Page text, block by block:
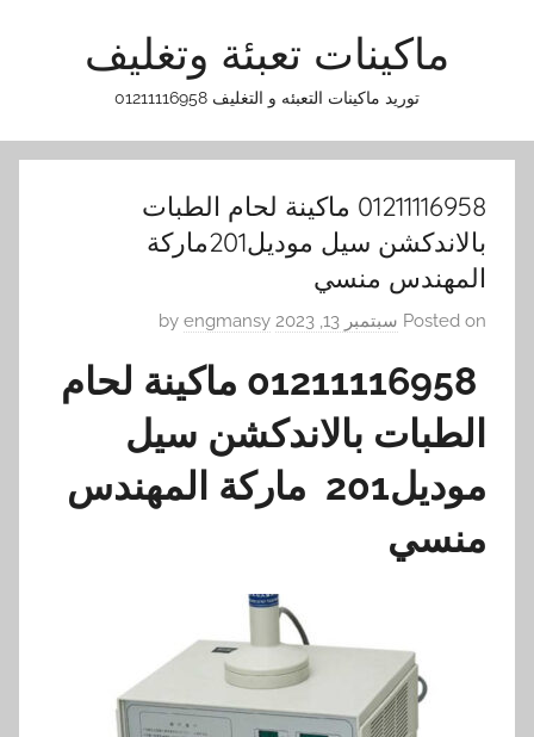
ماكينات تعبئة وتغليف
توريد ماكينات التعبئه و التغليف 01211116958
01211116958 ماكينة لحام الطبات
بالاندكشن سيل موديل201ماركة
المهندس منسي
Posted on سبتمبر 13, 2023 engmansy
01211116958 ماكينة لحام
الطبات بالاندكشن سيل
موديل201 ماركة المهندس
منسي